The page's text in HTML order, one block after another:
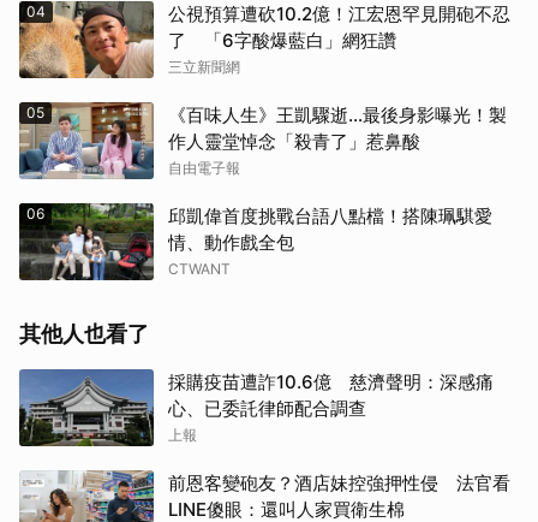
04
公視預算遭砍10.2億！江宏恩罕見開砲不忍
了 「6字酸爆藍白」網狂讚
三立新聞網
05
《百味人生》王凱驟逝…最後身影曝光！製
作人靈堂悼念「殺青了」惹鼻酸
自由電子報
06
邱凱偉首度挑戰台語八點檔！搭陳珮騏愛
情、動作戲全包
CTWANT
其他人也看了
採購疫苗遭詐10.6億 慈濟聲明：深感痛
心、已委託律師配合調查
上報
前恩客變砲友？酒店妹控強押性侵 法官看
LINE傻眼：還叫人家買衛生棉